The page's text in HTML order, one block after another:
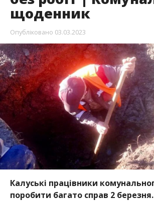
щоденник
Опубліковано 03.03.2023
Калуські працівники
поробити багато справ 2 березня.